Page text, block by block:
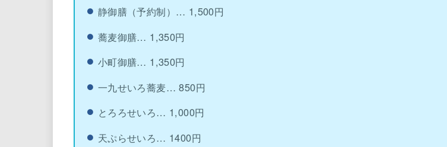
静御膳（予約制）… 1,500円
蕎麦御膳… 1,350円
小町御膳… 1,350円
一九せいろ蕎麦… 850円
とろろせいろ… 1,000円
天ぷらせいろ… 1400円